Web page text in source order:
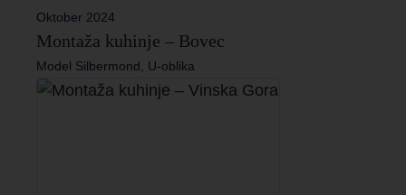
Oktober 2024
Montaža kuhinje – Bovec
Model Silbermond, U-oblika